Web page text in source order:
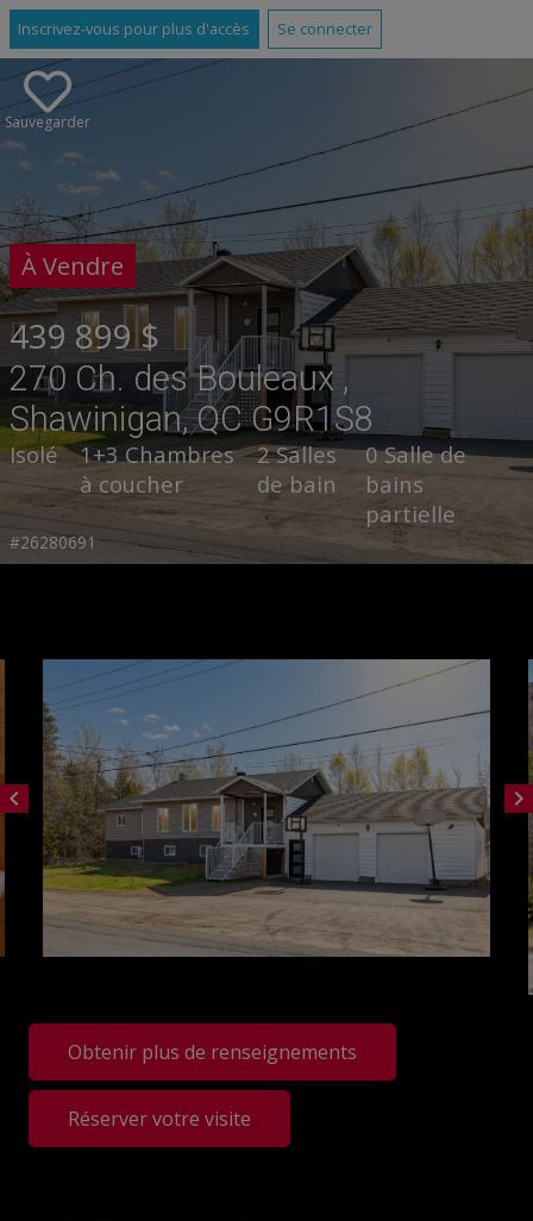
Inscrivez-vous pour plus d'accès Se connecter
Sauvegarder
À Vendre
439 899 $
270 Ch. des Bouleaux ,
Shawinigan, QC G9R1S8
Isolé
1+3 Chambres
à coucher
2 Salles
de bain
0 Salle de
bains
partielle
#26280691
chevron_left chevron_right
Obtenir plus de renseignements
Réserver votre visite